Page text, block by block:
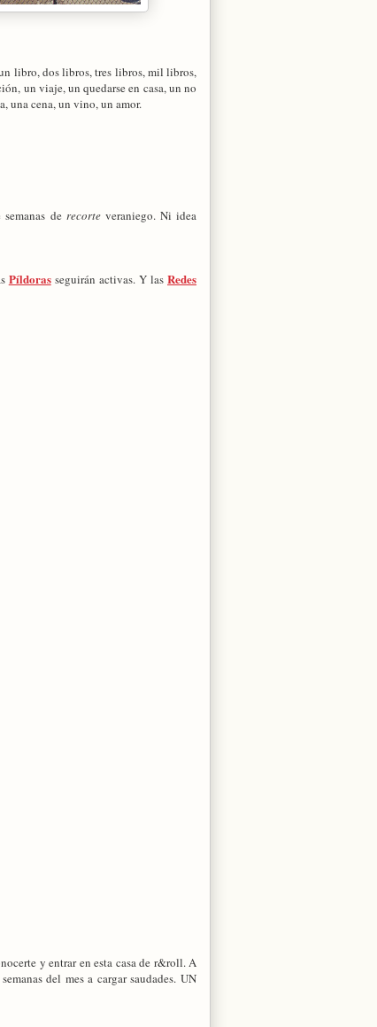
libro, dos libros, tres libros, mil libros,
un viaje, un quedarse en casa, un no
una cena, un vino, un amor.
de recorteveraniego. Ni idea
Píldorasseguirán activas. Y lasRedes
y entrar en esta casa de r&roll. A
del mes a cargar saudades. UN